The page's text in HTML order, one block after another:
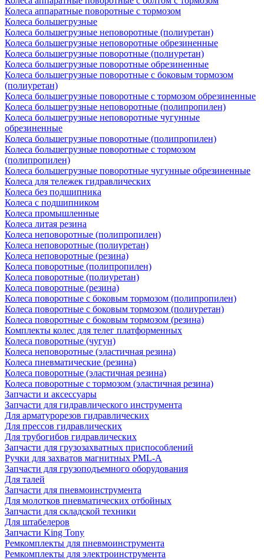
Колеса аппаратные поворотные с тормозом
Колеса большегрузные
Колеса большегрузные неповоротные (полиуретан)
Колеса большегрузные неповоротные обрезиненные
Колеса большегрузные поворотные (полиуретан)
Колеса большегрузные поворотные обрезиненные
Колеса большегрузные поворотные с боковым тормозом
(полиуретан)
Колеса большегрузные поворотные с тормозом обрезиненные
Колеса большегрузные неповоротные (полипропилен)
Колеса большегрузные неповоротные чугунные
обрезиненные
Колеса большегрузные поворотные (полипропилен)
Колеса большегрузные поворотные с тормозом
(полипропилен)
Колеса большегрузные поворотные чугунные обрезиненные
Колеса для тележек гидравлических
Колеса без подшипника
Колеса с подшипником
Колеса промышленные
Колеса литая резина
Колеса неповоротные (полипропилен)
Колеса неповоротные (полиуретан)
Колеса неповоротные (резина)
Колеса поворотные (полипропилен)
Колеса поворотные (полиуретан)
Колеса поворотные (резина)
Колеса поворотные c боковым тормозом (полипропилен)
Колеса поворотные c боковым тормозом (полиуретан)
Колеса поворотные c боковым тормозом (резина)
Комплекты колес для телег платформенных
Колеса поворотные (чугун)
Колеса неповоротные (эластичная резина)
Колеса пневматические (резина)
Колеса поворотные (эластичная резина)
Колеса поворотные c тормозом (эластичная резина)
Запчасти и аксессуары
Запчасти для гидравлического инструмента
Для арматурорезов гидравлических
Для прессов гидравлических
Для трубогибов гидравлических
Запчасти для грузозахватных приспособлений
Ручки для захватов магнитных PML-A
Запчасти для грузоподъемного оборудования
Для талей
Запчасти для пневмоинструмента
Для молотков пневматических отбойных
Запчасти для складской техники
Для штабелеров
Запчасти King Tony
Ремкомплекты для пневмоинструмента
Ремкомплекты для электроинструмента